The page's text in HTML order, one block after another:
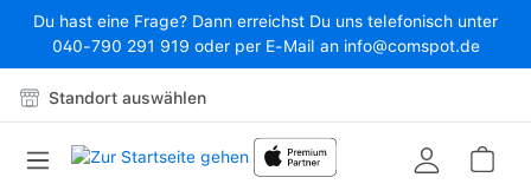
Zum Hauptinhalt springen
Du hast eine Frage? Dann erreichst Du uns telefonisch unter
040-790 291 919 oder per E-Mail an info@comspot.de
Standort auswählen